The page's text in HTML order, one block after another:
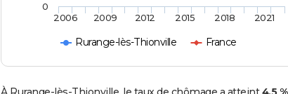
Rurange-lès-Thionville France
2006 2009 2012 2015 2018 2021
0